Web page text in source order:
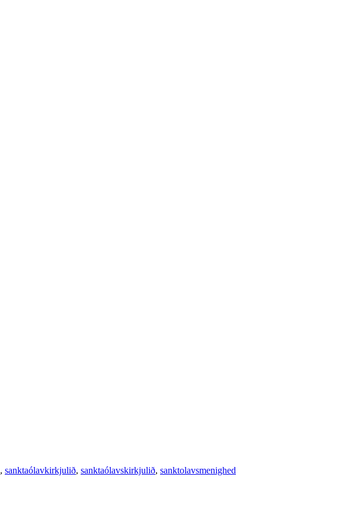
, sanktaólavkirkjulið, sanktaólavskirkjulið, sanktolavsmenighed